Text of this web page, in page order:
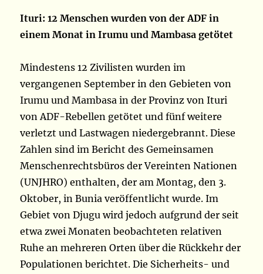
Ituri: 12 Menschen wurden von der ADF in
einem Monat in Irumu und Mambasa getötet
Mindestens 12 Zivilisten wurden im
vergangenen September in den Gebieten von
Irumu und Mambasa in der Provinz von Ituri
von ADF-Rebellen getötet und fünf weitere
verletzt und Lastwagen niedergebrannt. Diese
Zahlen sind im Bericht des Gemeinsamen
Menschenrechtsbüros der Vereinten Nationen
(UNJHRO) enthalten, der am Montag, den 3.
Oktober, in Bunia veröffentlicht wurde. Im
Gebiet von Djugu wird jedoch aufgrund der seit
etwa zwei Monaten beobachteten relativen
Ruhe an mehreren Orten über die Rückkehr der
Populationen berichtet. Die Sicherheits- und